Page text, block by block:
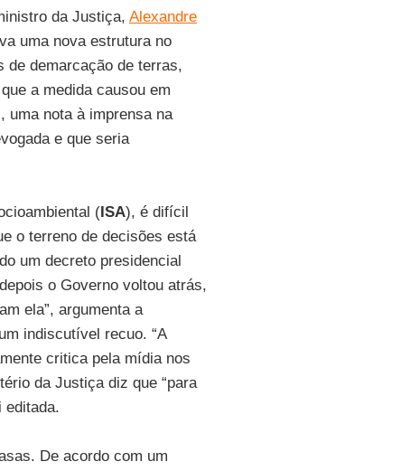
da Justiça, Alexandre
uma nova estrutura no
de demarcação de terras,
a medida causou em
uma nota à imprensa na
e que seria
(ISA), é difícil
o terreno de decisões está
um decreto presidencial
o Governo voltou atrás,
ela”, argumenta a
indiscutível recuo. “A
critica pela mídia nos
da Justiça diz que “para
editada.
De acordo com um